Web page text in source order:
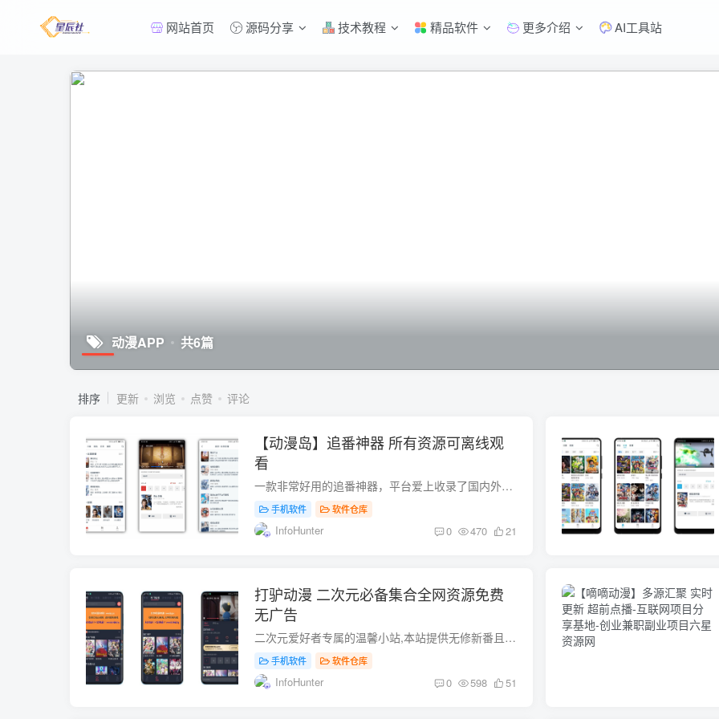
网站首页 源码分享 技术教程 精品软件 更多介绍 AI工具站
动漫APP 共6篇
排序 更新 浏览 点赞 评论
【动漫岛】追番神器 所有资源可离线观
看
一款非常好用的追番神器，平台爱上收录了国内外超多热门动漫，用户可以通过搜索获取资源，还可以通过标签限定寻找想看 […]
手机软件 软件仓库
InfoHunter 0 470 21
打驴动漫 二次元必备集合全网资源免费
无广告
二次元爱好者专属的温馨小站,本站提供无修新番且拥有最新最全的日本动漫,国产动漫,最新番剧,全站无广告播放,完美 […]
手机软件 软件仓库
InfoHunter 0 598 51